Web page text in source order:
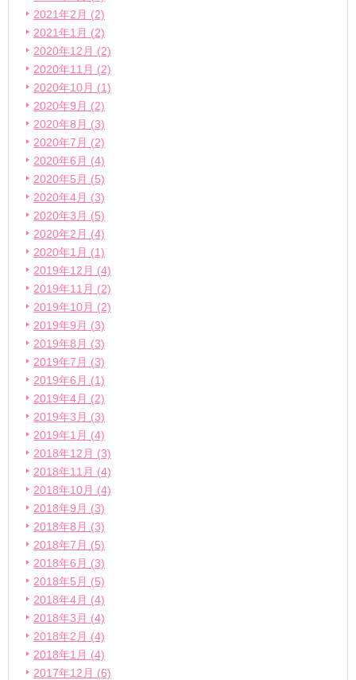
2021年2月 (2)
2021年1月 (2)
2020年12月 (2)
2020年11月 (2)
2020年10月 (1)
2020年9月 (2)
2020年8月 (3)
2020年7月 (2)
2020年6月 (4)
2020年5月 (5)
2020年4月 (3)
2020年3月 (5)
2020年2月 (4)
2020年1月 (1)
2019年12月 (4)
2019年11月 (2)
2019年10月 (2)
2019年9月 (3)
2019年8月 (3)
2019年7月 (3)
2019年6月 (1)
2019年4月 (2)
2019年3月 (3)
2019年1月 (4)
2018年12月 (3)
2018年11月 (4)
2018年10月 (4)
2018年9月 (3)
2018年8月 (3)
2018年7月 (5)
2018年6月 (3)
2018年5月 (5)
2018年4月 (4)
2018年3月 (4)
2018年2月 (4)
2018年1月 (4)
2017年12月 (6)